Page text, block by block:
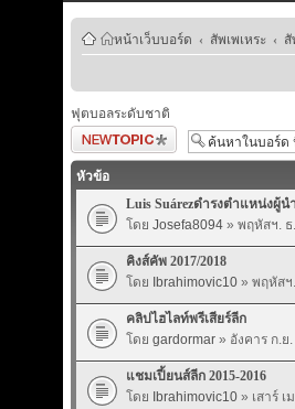
หน้าเว็บบอร์ด ‹ สัพเพเหระ ‹ สั
ฟุตบอลระดับชาติ
ตั้งกระทู้ใหม่
หัวข้อ
Luis Suárezดำรงตำแหน่งผู้น
โดย Josefa8094» พฤหัสฯ. ธ
คิงส์คัพ 2017/2018
โดย Ibrahimovic10» พฤหัสฯ.
คลิปไฮไลท์พรีเสียร์ลีก
โดย gardormar» อังคาร ก.ย.
แชมเปี้ยนส์ลีก 2015-2016
โดย Ibrahimovic10» เสาร์ เ